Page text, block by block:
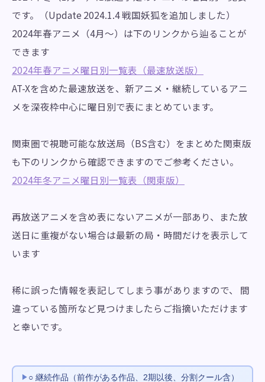
です。（Update 2024.1.4 戦国妖狐を追加しました）
2024年春アニメ（4月～）は下のリンクから辿ることが
できます
2024年春アニメ曜日別一覧表（最速放送版）
AT-Xを含めた最速放送を、新アニメ・継続しているアニ
メを深夜枠中心に曜日別で表にまとめています。
関東圏で視聴可能な放送局（BS含む）をまとめた関東版
も下のリンクから確認できますのでご参考ください。
2024年冬アニメ曜日別一覧表（関東版）
再放送アニメを含め表にないアニメが一部あり、また放
送日に重複がない場合は最新の局・時間だけを表示して
います
稀に誤った情報を表記してしまう事がありますので、 間
違っている箇所など見つけましたらご指摘いただけます
と幸いです。
○ 継続作品（前作がある作品、2期以後、分割クール含）